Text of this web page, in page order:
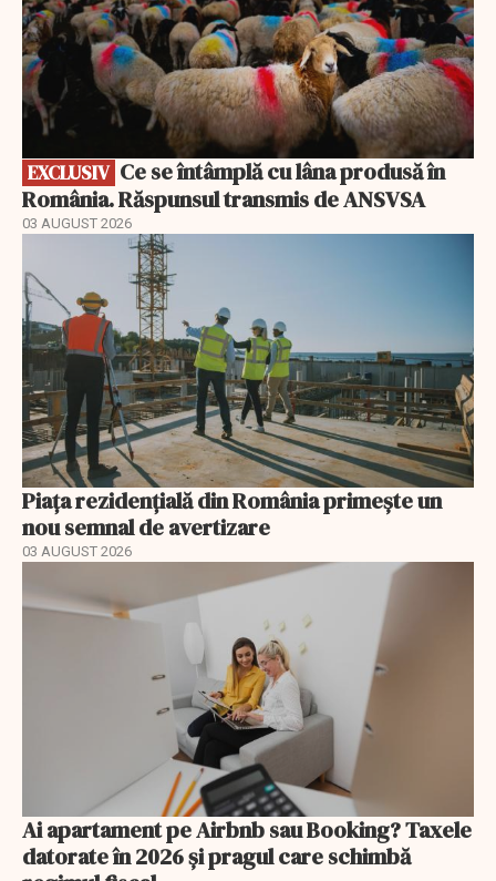
EXCLUSIV
România. Răspunsul transmis de ANSVSA
03 AUGUST 2026
Piața rezidențială din România primește un
nou semnal de avertizare
03 AUGUST 2026
Ai apartament pe Airbnb sau Booking? Taxele
datorate în 2026 și pragul care schimbă